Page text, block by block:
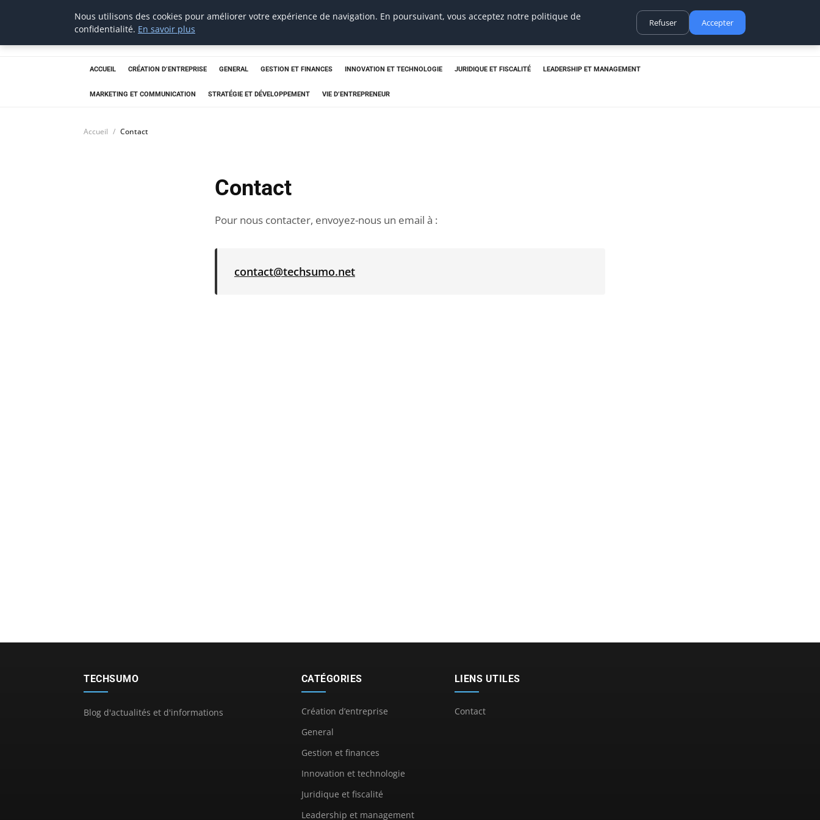
Techsumo
ACCUEIL CRÉATION D’ENTREPRISE GENERAL GESTION ET FINANCES INNOVATION ET TECHNOLOGIE JURIDIQUE ET FISCALITÉ LEADERSHIP ET MANAGEMENT
MARKETING ET COMMUNICATION STRATÉGIE ET DÉVELOPPEMENT VIE D’ENTREPRENEUR
Accueil Contact
Contact
Pour nous contacter, envoyez-nous un email à :
contact@techsumo.net
TECHSUMO
Blog d'actualités et d'informations
CATÉGORIES
Création d’entreprise
General
Gestion et finances
Innovation et technologie
Juridique et fiscalité
Leadership et management
LIENS UTILES
Contact
Nous utilisons des cookies pour améliorer votre expérience de navigation. En poursuivant, vous acceptez notre politique de
confidentialité. En savoir plus
Refuser Accepter